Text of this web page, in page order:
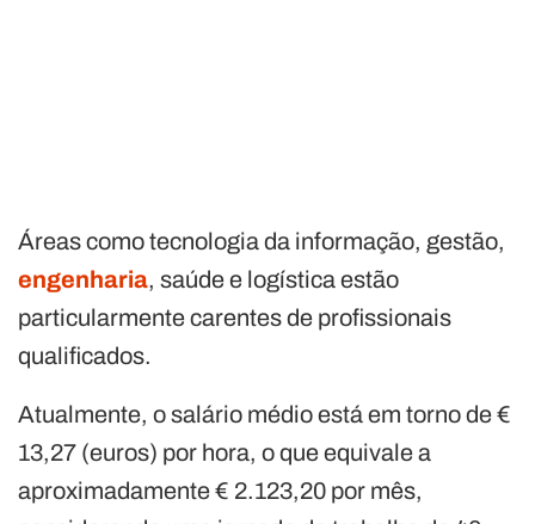
Áreas como tecnologia da informação, gestão,
engenharia, saúde e logística estão
particularmente carentes de profissionais
qualificados.
Atualmente, o salário médio está em torno de €
13,27 (euros) por hora, o que equivale a
aproximadamente € 2.123,20 por mês,